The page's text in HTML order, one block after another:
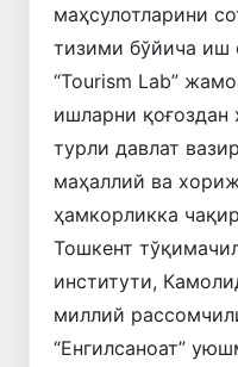
маҳсулотларини
тизими бўйича иш
“Tourism Lab”
ишларни қоғоздан
турли давлат
маҳаллий ва
ҳамкорликка
Тошкент
институти,
миллий
“Енгилсаноат”